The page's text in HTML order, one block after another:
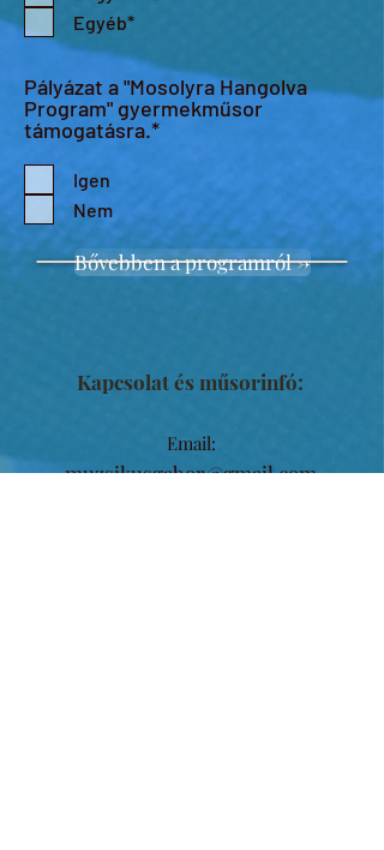
Egyéb*
Pályázat a "Mosolyra Hangolva
Program" gyermekműsor
támogatásra.*
Igen
Nem
Bővebben a programról ->
Kapcsolat és műsorinfó:
Email:
muzsikusgabor@gmail.com